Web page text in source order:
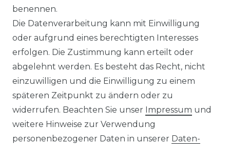
inkl. ges. MwSt. Versandkosten
Impressum Daten­schutz­erklärung
benennen.
Die Datenverarbeitung kann mit Einwilligung
oder aufgrund eines berechtigten Interesses
erfolgen. Die Zustimmung kann erteilt oder
abgelehnt werden. Es besteht das Recht, nicht
einzuwilligen und die Einwilligung zu einem
späteren Zeitpunkt zu ändern oder zu
widerrufen. Beachten Sie unser Impressum und
weitere Hinweise zur Verwendung
personenbezogener Daten in unserer Daten­